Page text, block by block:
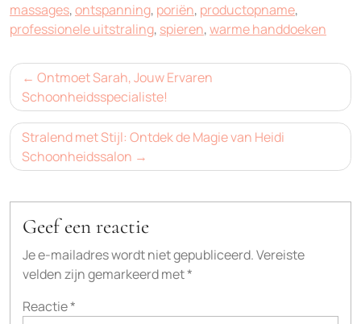
massages,ontspanning, poriën, productopname,
professionele uitstraling, spieren,warme handdoeken
Bericht
navigatie
Ontmoet Sarah, Jouw Ervaren
Schoonheidsspecialiste!
Stralend met Stijl: Ontdek de Magie van Heidi
Schoonheidssalon
Geef een reactie
Je e-mailadres wordt niet gepubliceerd.Vereiste
velden zijn gemarkeerd met*
Reactie*